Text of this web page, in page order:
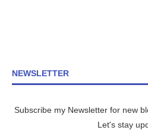
NEWSLETTER
Subscribe my Newsletter for new
Let's stay